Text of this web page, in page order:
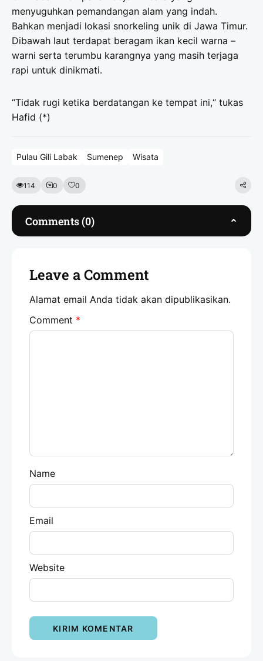
menyuguhkan pemandangan alam yang indah.
Bahkan menjadi lokasi snorkeling unik di Jawa Timur.
Dibawah laut terdapat beragam ikan kecil warna –
warni serta terumbu karangnya yang masih terjaga
rapi untuk dinikmati.
“Tidak rugi ketika berdatangan ke tempat ini,“ tukas
Hafid (*)
Pulau Gili Labak Sumenep Wisata
114 0 0
Comments (0)
Leave a Comment
Alamat email Anda tidak akan dipublikasikan.
Comment *
Name
Email
Website